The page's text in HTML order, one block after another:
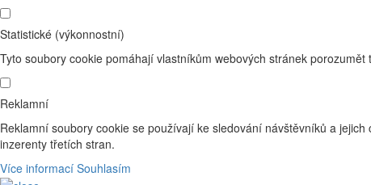
Statistické (výkonnostní)
Tyto soubory cookie pomáhají vlastníkům webových stránek
Reklamní
Reklamní soubory cookie se používají ke sledování návštěvníků a
inzerenty třetích stran.
Více informací Souhlasím